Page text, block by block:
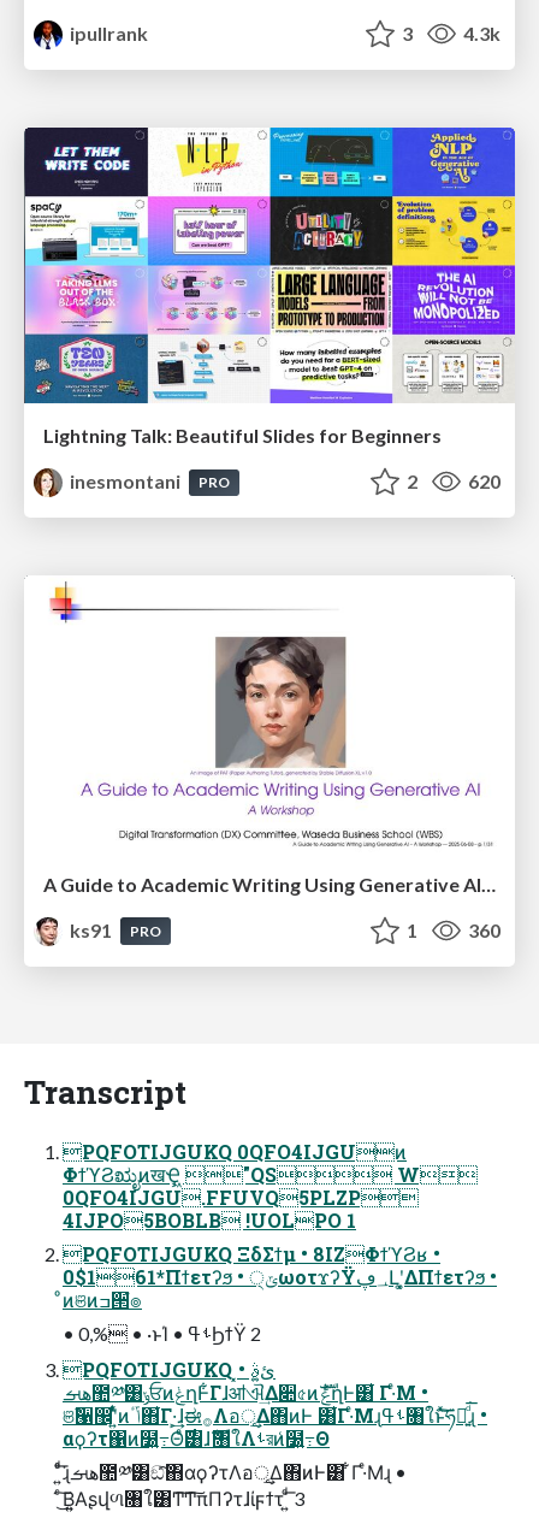
ipullrank
3 4.3k
Lightning Talk: Beautiful Slides for Beginners
inesmontani
PRO 2 620
ks91
PRO 1 360
Transcript
PQFOTIJGUKQ 0QFO4IJGUͷ
ΦϯϓϨಋೖͷखҾ͖ "QS W
0QFO4IJGU.FFUVQ5PLZP
4IJPO5BOBLB !UOLPO 1
PQFOTIJGUKQ ΞδΣϯμ • 8IZΦϯϓϨʁ •
0$161*Πϯετʔϧ • ੍ݶωοτϫʔΫ؀ڥԼʹ͓͚ΔΠϯετʔϧ •
ͦͷଞͷߏ੒ํ๏
• 0,% • ·ͱΊ • ࢀߟϦϯΫ 2
PQFOTIJGUKQ ͓ئ͍ࣄ߲ •
هࡌ಺༰͸ݸਓͷݟղͰ͋Γɺॴଐ͢Δ૊৫ͷެࣜݟղͰ͸͋ Γ·ͤΜ •
ଞࣾ੡඼ʹ͍ͭͯͷݴٴ΋͋Γ·͕͢ɺಈ࡞Λอূ͢Δ΋ͷͰ ͸͋Γ·ͤΜɻࢀߟ৘ใͱͯ͠͝ཧղ͍ͩ͘͞ɻ •
αϙʔτ΁ͷ໰͍߹Θͤ࣌͸ɺެࣜ৘ใΛࢀরͷ͏͑໰͍߹Θ
͍ͤͩ͘͞ɻهࡌ಺༰͸ඞͣ͠΋αϙʔτΛอূ͢Δ΋ͷͰ͸ ͋Γ·ͤΜɻ •
͜͏ͨ͠Β͍͍Αʂվળ৘ใ͸Ͳ͠Ͳ͠πΠʔτɺίϝϯτ͘ ͍ͩ͞ 3